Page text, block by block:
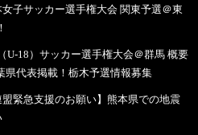
子サッカー選手権大会 関東予選＠東
U-18）サッカー選手権大会＠群馬 概要
県代表掲載！栃木予選情報募集
盟緊急支援のお願い】熊本県での地震